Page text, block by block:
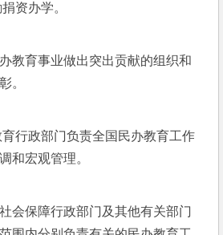
资办学。
教育事业做出突出贡献的组织和
。
育行政部门负责全国民办教育工作
和宏观管理。
会保障行政部门及其他有关部门